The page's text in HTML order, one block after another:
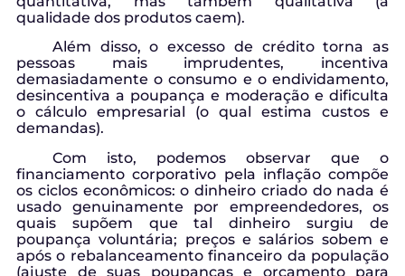
qualidade dos produtos caem).
Além disso, o excesso de crédito torna as
pessoas mais imprudentes, incentiva
demasiadamente o consumo e o endividamento,
desincentiva a poupança e moderação e dificulta
o cálculo empresarial (o qual estima custos e
demandas).
Com isto, podemos observar que o
financiamento corporativo pela inflação compõe
os ciclos econômicos: o dinheiro criado do nada é
usado genuinamente por empreendedores, os
quais supõem que tal dinheiro surgiu de
poupança voluntária; preços e salários sobem e
após o rebalanceamento financeiro da população
(ajuste de suas poupanças e orçamento para